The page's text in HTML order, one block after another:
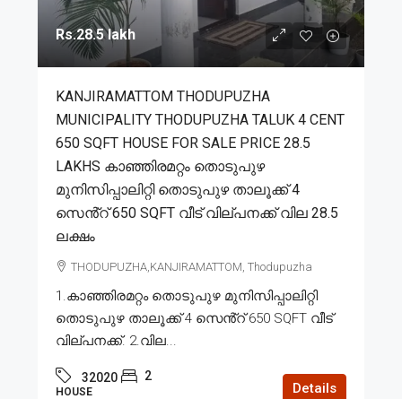
Rs.28.5 lakh
KANJIRAMATTOM THODUPUZHA
MUNICIPALITY THODUPUZHA TALUK 4 CENT
650 SQFT HOUSE FOR SALE PRICE 28.5
LAKHS കാഞ്ഞിരമറ്റം തൊടുപുഴ
മുനിസിപ്പാലിറ്റി തൊടുപുഴ താലൂക്ക് 4
സെൻ്റ് 650 SQFT വീട് വില്പനക്ക് വില 28.5
ലക്ഷം
THODUPUZHA,KANJIRAMATTOM, Thodupuzha
1.കാഞ്ഞിരമറ്റം തൊടുപുഴ മുനിസിപ്പാലിറ്റി
തൊടുപുഴ താലൂക്ക് 4 സെൻ്റ് 650 SQFT വീട്
വില്പനക്ക്. 2.വില...
32020 2
HOUSE Details